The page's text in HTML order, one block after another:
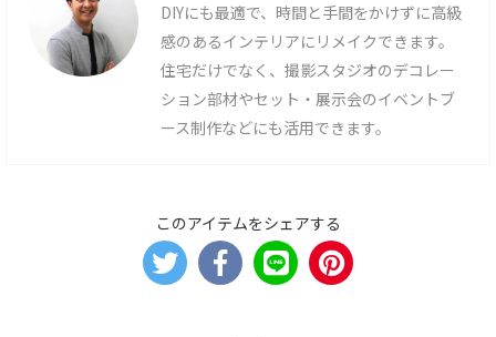
DIYにも最適で、時間と手間をかけずに高級
感のあるインテリアにリメイクできます。
住宅だけでなく、撮影スタジオのデコレー
ション部材やセット・展示会のイベントブ
ース制作などにも活用できます。
このアイテムをシェアする